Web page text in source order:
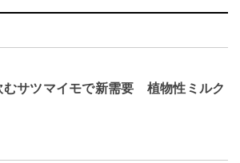
むサツマイモで新需要 植物性ミルク